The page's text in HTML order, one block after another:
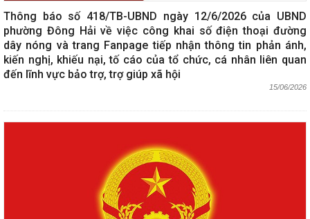
Thông báo số 418/TB-UBND ngày 12/6/2026 của UBND
phường Đông Hải về việc công khai số điện thoại đường
dây nóng và trang Fanpage tiếp nhận thông tin phản ánh,
kiến nghị, khiếu nại, tố cáo của tổ chức, cá nhân liên quan
đến lĩnh vực bảo trợ, trợ giúp xã hội
15/06/2026